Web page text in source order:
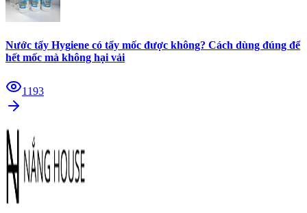
Nước tẩy Hygiene có tẩy mốc được không? Cách dùng đúng để
hết mốc mà không hại vải
1193